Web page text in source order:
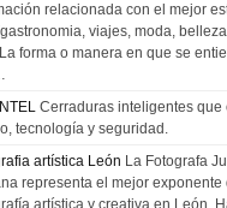
relacionada con el mejor
viajes, moda,
forma o manera en que se
Cerraduras inteligentes que
tecnología y seguridad.
artística León La Fotografa
representa el mejor exponente
artística y creativa en León.